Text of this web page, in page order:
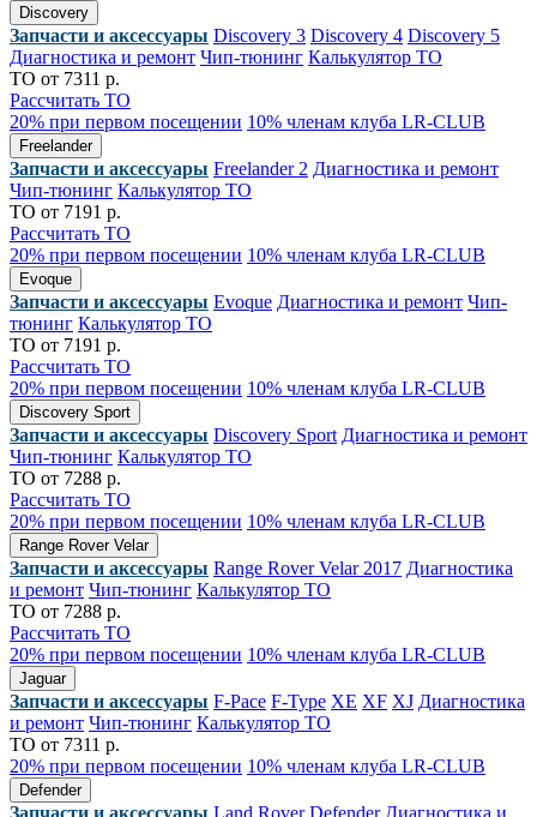
Discovery
Запчасти и аксессуары Discovery 3 Discovery 4 Discovery 5
Диагностика и ремонт Чип-тюнинг Калькулятор ТО
ТО от 7311 р.
Рассчитать ТО
20% при первом посещении 10% членам клуба LR-CLUB
Freelander
Запчасти и аксессуары Freelander 2 Диагностика и ремонт
Чип-тюнинг Калькулятор ТО
ТО от 7191 р.
Рассчитать ТО
20% при первом посещении 10% членам клуба LR-CLUB
Evoque
Запчасти и аксессуары Evoque Диагностика и ремонт Чип-
тюнинг Калькулятор ТО
ТО от 7191 р.
Рассчитать ТО
20% при первом посещении 10% членам клуба LR-CLUB
Discovery Sport
Запчасти и аксессуары Discovery Sport Диагностика и ремонт
Чип-тюнинг Калькулятор ТО
ТО от 7288 р.
Рассчитать ТО
20% при первом посещении 10% членам клуба LR-CLUB
Range Rover Velar
Запчасти и аксессуары Range Rover Velar 2017 Диагностика
и ремонт Чип-тюнинг Калькулятор ТО
ТО от 7288 р.
Рассчитать ТО
20% при первом посещении 10% членам клуба LR-CLUB
Jaguar
Запчасти и аксессуары F-Pace F-Type XE XF XJ Диагностика
и ремонт Чип-тюнинг Калькулятор ТО
ТО от 7311 р.
20% при первом посещении 10% членам клуба LR-CLUB
Defender
Запчасти и аксессуары Land Rover Defender Диагностика и